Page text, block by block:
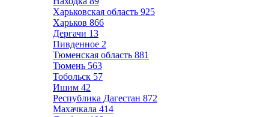
Харьковская область 925
Харьков 866
Дергачи 13
Пивденное 2
Тюменская область 881
Тюмень 563
Тобольск 57
Ишим 42
Республика Дагестан 872
Махачкала 414